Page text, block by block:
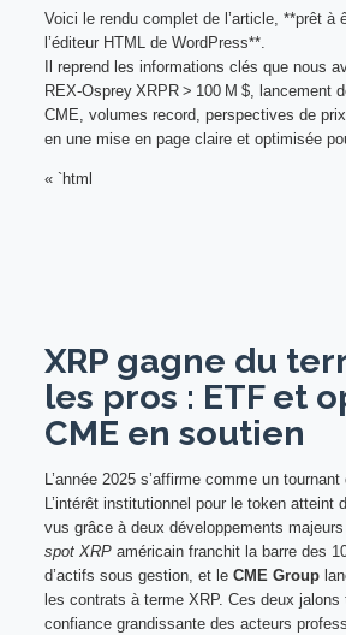
Voici le rendu complet de l’article, **prêt à
l’éditeur HTML de WordPress**.
Il reprend les informations clés que nous
REX‑Osprey XRPR > 100 M $, lancement
CME, volumes record, perspectives de
en une mise en page claire et optimisée
« `html
XRP gagne du
les pros : ETF et
CME en soutien
L’année 2025 s’affirme comme un
L’intérêt institutionnel pour le token atteint
vus grâce à deux développements
spot XRPaméricain franchit la barre des
d’actifs sous gestion, et le CME Group
les contrats à terme XRP. Ces deux jalons
confiance grandissante des acteurs